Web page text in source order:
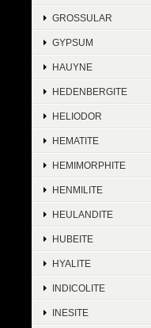
GROSSULAR
GYPSUM
HAUYNE
HEDENBERGITE
HELIODOR
HEMATITE
HEMIMORPHITE
HENMILITE
HEULANDITE
HUBEITE
HYALITE
INDICOLITE
INESITE